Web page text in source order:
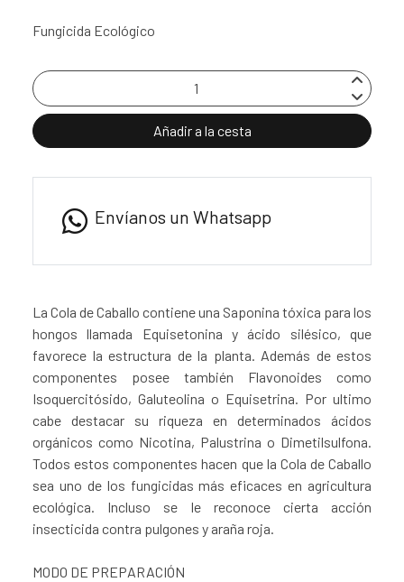
Fungicida Ecológico
Añadir a la cesta
Envíanos un Whatsapp
La Cola de Caballo contiene una Saponina tóxica para los
hongos llamada Equisetonina y ácido silésico, que
favorece la estructura de la planta. Además de estos
componentes posee también Flavonoides como
Isoquercitósido, Galuteolina o Equisetrina. Por ultimo
cabe destacar su riqueza en determinados ácidos
orgánicos como Nicotina, Palustrina o Dimetilsulfona.
Todos estos componentes hacen que la Cola de Caballo
sea uno de los fungicidas más eficaces en agricultura
ecológica. Incluso se le reconoce cierta acción
insecticida contra pulgones y araña roja.
MODO DE PREPARACIÓN